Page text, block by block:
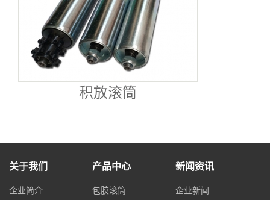
积放滚筒
关于我们
企业简介
产品中心
包胶滚筒
新闻资讯
企业新闻